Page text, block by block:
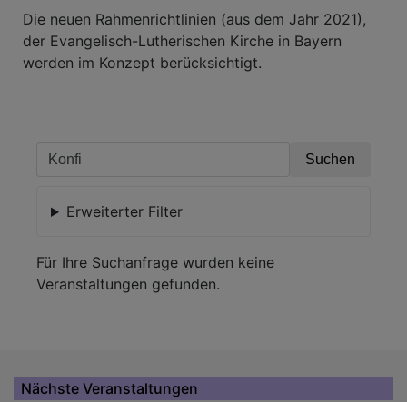
Die neuen Rahmenrichtlinien (aus dem Jahr 2021),
der Evangelisch-Lutherischen Kirche in Bayern
werden im Konzept berücksichtigt.
Erweiterter Filter
Für Ihre Suchanfrage wurden keine
Veranstaltungen gefunden.
Nächste Veranstaltungen